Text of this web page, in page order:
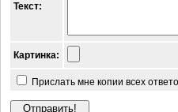
Текст:
Картинка:
Прислать мне копии всех